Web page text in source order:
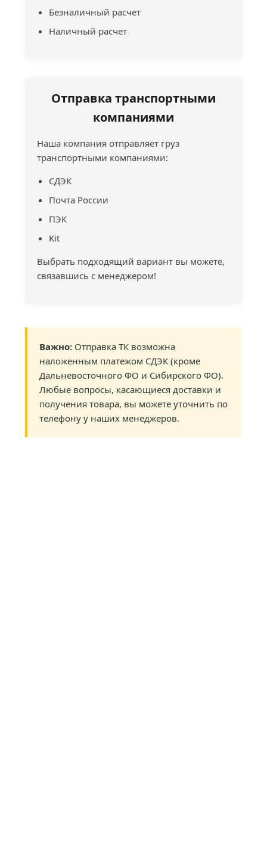
Безналичный расчет
Наличный расчет
Отправка транспортными
компаниями
Наша компания отправляет груз
транспортными компаниями:
СДЭК
Почта России
ПЭК
Kit
Выбрать подходящий вариант вы можете,
связавшись с менеджером!
Важно: Отправка ТК возможна
наложенным платежом СДЭК (кроме
Дальневосточного ФО и Сибирского ФО).
Любые вопросы, касающиеся доставки и
получения товара, вы можете уточнить по
телефону у наших менеджеров.